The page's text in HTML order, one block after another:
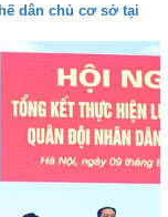
dân chủ cơ sở tại